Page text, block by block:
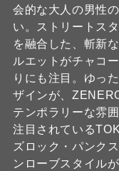
会的な大人の男性
い。ストリートス
を融合した、斬新
ルエットがチャコ
りにも注目。ゆっ
ザインが、
テンポラリーな雰
注目されている
ズロック・パンク
ンローブスタイル